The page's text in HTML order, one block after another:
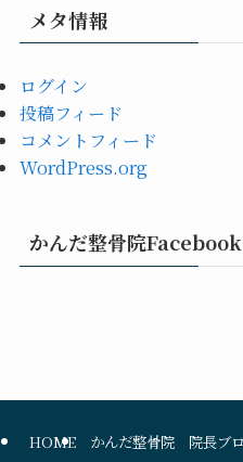
メタ情報
ログイン
投稿フィード
コメントフィード
WordPress.org
かんだ整骨院
HOME かんだ整骨院 院長ブ